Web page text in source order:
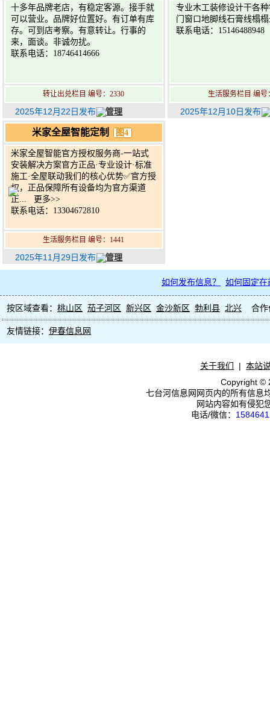
十多年品牌老店，有稳定客源。接手就
可以营业。品牌好位置好。有订单有库
存。可到店考察。有意转让。行事的
来，面谈。非诚勿扰。
联系电话：18746414666
转让出兑栏目 编号：2330
2025年12月22日发布 管理
专业木工装修设计干各
门窗口地脚线石膏线榻
联系电话：15146488948
生活服务栏目 编号
2025年12月10日发布
米家全屋智能定制 图4
米家全屋智能官方授权服务商-一站式
安装解决方案官方正品·专业设计·标准
施工·全屋联动我们的核心优势✅官方授
权，正品保障所有设备均为官方渠道
正...
更多>>
联系电话：13304672810
生活服务栏目 编号：1441
2025年11月29日发布 管理
如何发布信息？ 如何固定在
按区域查看： 桃山区 茄子河区 新兴区 金沙新区 勃利县 北兴 合作
友情链接： 伊春信息网
关于我们 | 本站
Copyright ©
七台河信息网网页内的所有信息
网站内容如有侵犯
电话/微信：